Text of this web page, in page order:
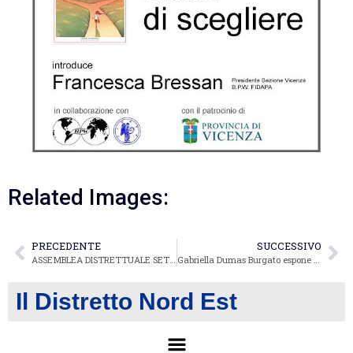
Related Images:
PRECEDENTE
ASSEMBLEA DISTRETTUALE SETTEMBRE 2014
SUCCESSIVO
Gabriella Dumas Burgato espone a Ferrara
Il Distretto Nord Est